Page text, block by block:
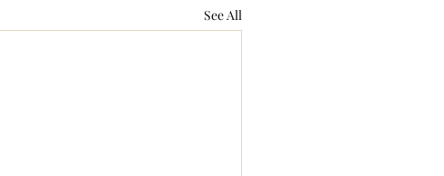
See All